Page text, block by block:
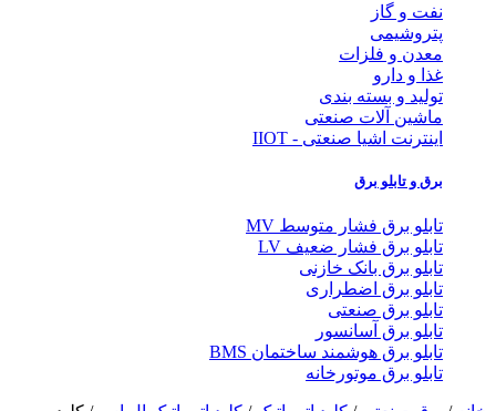
نفت و گاز
پتروشیمی
معدن و فلزات
غذا و دارو
تولید و بسته بندی
ماشین آلات صنعتی
اینترنت اشیا صنعتی - IIOT
برق و تابلو برق
تابلو برق فشار متوسط MV
تابلو برق فشار ضعیف LV
تابلو برق بانک خازنی
تابلو برق اضطراری
تابلو برق صنعتی
تابلو برق آسانسور
تابلو برق هوشمند ساختمان BMS
تابلو برق موتورخانه